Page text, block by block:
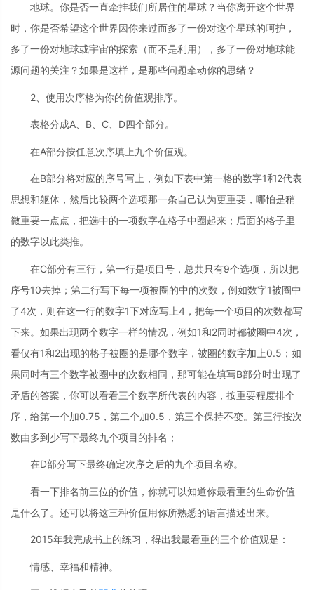
地球。你是否一直牵挂我们所居住的星球？当你离开这个世界
时，你是否希望这个世界因你来过而多了一份对这个星球的呵护，
多了一份对地球或宇宙的探索（而不是利用），多了一份对地球能
源问题的关注？如果是这样，是那些问题牵动你的思绪？
2、使用次序格为你的价值观排序。
表格分成A、B、C、D四个部分。
在A部分按任意次序填上九个价值观。
在B部分将对应的序号写上，例如下表中第一格的数字1和2代表
思想和躯体，然后比较两个选项那一条自己认为更重要，哪怕是稍
微重要一点点，把选中的一项数字在格子中圈起来；后面的格子里
的数字以此类推。
在C部分有三行，第一行是项目号，总共只有9个选项，所以把
序号10去掉；第二行写下每一项被圈的中的次数，例如数字1被圈中
了4次，则在这一行的数字1下对应写上4，把每一个项目的次数都写
下来。如果出现两个数字一样的情况，例如1和2同时都被圈中4次，
看仅有1和2出现的格子被圈的是哪个数字，被圈的数字加上0.5；如
果同时有三个数字被圈中的次数相同，那可能在填写B部分时出现了
矛盾的答案，你可以看看三个数字所代表的内容，按重要程度排个
序，给第一个加0.75，第二个加0.5，第三个保持不变。第三行按次
数由多到少写下最终九个项目的排名；
在D部分写下最终确定次序之后的九个项目名称。
看一下排名前三位的价值，你就可以知道你最看重的生命价值
是什么了。还可以将这三种价值用你所熟悉的语言描述出来。
2015年我完成书上的练习，得出我最看重的三个价值观是：
情感、幸福和精神。